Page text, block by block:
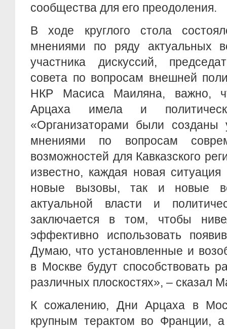
сообщества для его преодоления.
В ходе круглого стола
мнениями по ряду актуальных
участника дискуссий,
совета по вопросам внешней
НКР Масиса Маиляна, важно,
Арцаха имела и
«Организаторами были созданы
мнениями по вопросам
возможностей для Кавказского
известно, каждая новая
новые вызовы, так и новые
актуальной власти и
заключается в том, чтобы
эффективно использовать
Думаю, что установленные и
в Москве будут способствовать
различных плоскостях», – сказал
К сожалению, Дни Арцаха в
крупным терактом во Франции,